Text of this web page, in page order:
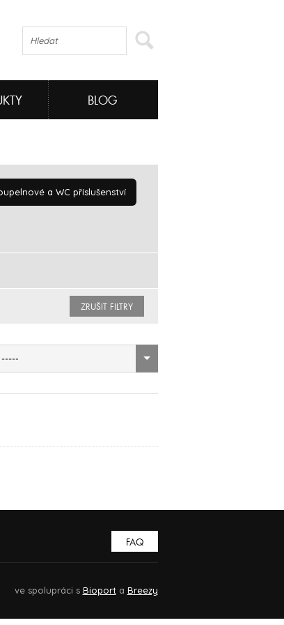
BLOG
a WC příslušenství
ZRUŠIT FILTRY
-----
FAQ
ve spolupráci s Bioporta Breezy